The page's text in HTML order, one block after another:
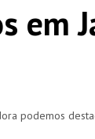
em
podemos